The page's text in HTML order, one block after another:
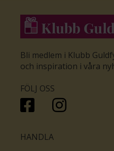
Bli medlem i Klubb
och inspiration i våra
FÖLJ OSS
HANDLA